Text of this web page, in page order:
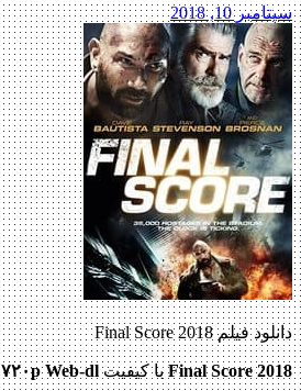
سپتامبر 10, 2018
دانلود فیلم Final Score 2018
Final Score 2018 با کیفیت۷۲۰p Web-dl